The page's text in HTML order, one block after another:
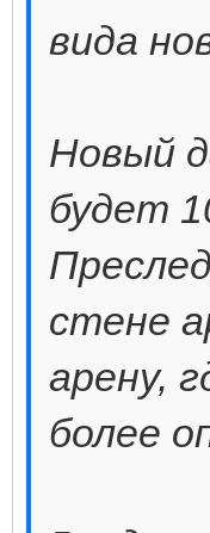
вида
Новый
будет
стене
арену,
более